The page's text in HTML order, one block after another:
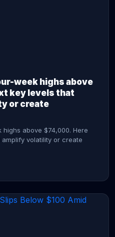
week highs above
key levels that
or create
above $74,000. Here
volatility or create